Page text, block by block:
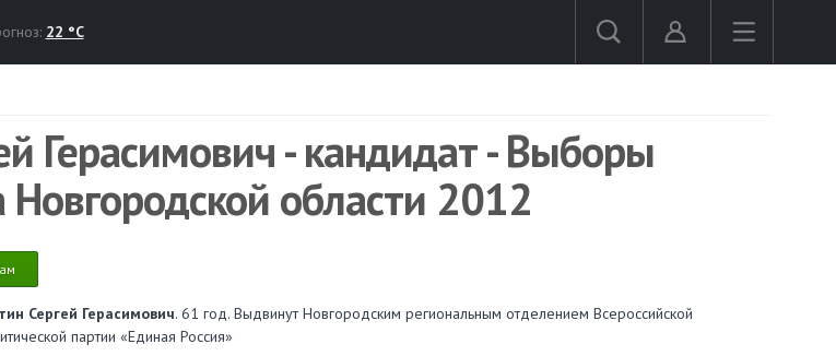
22 °C
Герасимович - кандидат - Выборы
Новгородской области 2012
Сергей Герасимович. 61 год. Выдвинут Новгородским региональным отделением Всероссийской
партии «Единая Россия»